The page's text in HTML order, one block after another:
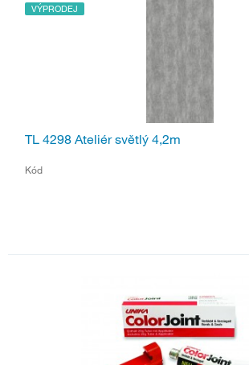
VÝPRODEJ
TL 4298 Ateliér světlý 4,2m
Kód